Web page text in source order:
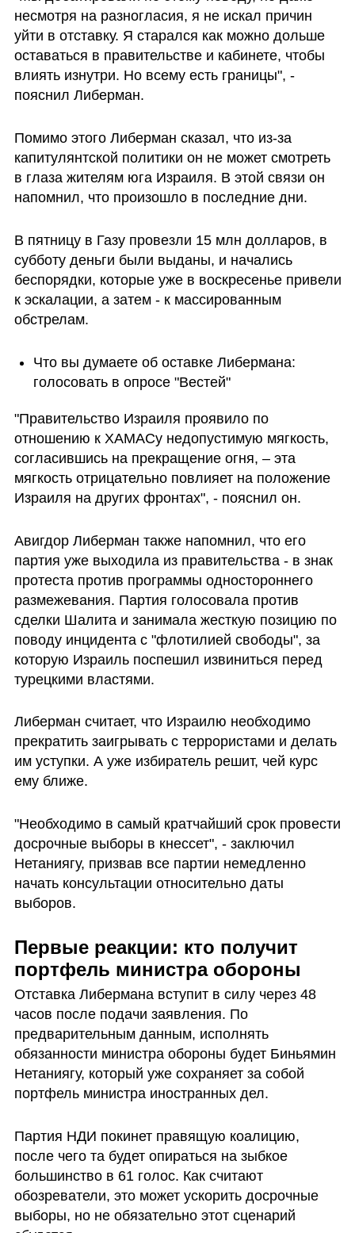
несмотря на разногласия, я не искал причин
уйти в отставку. Я старался как можно дольше
оставаться в правительстве и кабинете, чтобы
влиять изнутри. Но всему есть границы", -
пояснил Либерман.
Помимо этого Либерман сказал, что из-за
капитулянтской политики он не может смотреть
в глаза жителям юга Израиля. В этой связи он
напомнил, что произошло в последние дни.
В пятницу в Газу провезли 15 млн долларов, в
субботу деньги были выданы, и начались
беспорядки, которые уже в воскресенье привели
к эскалации, а затем - к массированным
обстрелам.
Что вы думаете об оставке Либермана:
голосовать в опросе "Вестей"
"Правительство Израиля проявило по
отношению к ХАМАСу недопустимую мягкость,
согласившись на прекращение огня, – эта
мягкость отрицательно повлияет на положение
Израиля на других фронтах", - пояснил он.
Авигдор Либерман также напомнил, что его
партия уже выходила из правительства - в знак
протеста против программы одностороннего
размежевания. Партия голосовала против
сделки Шалита и занимала жесткую позицию по
поводу инцидента с "флотилией свободы", за
которую Израиль поспешил извиниться перед
турецкими властями.
Либерман считает, что Израилю необходимо
прекратить заигрывать с террористами и делать
им уступки. А уже избиратель решит, чей курс
ему ближе.
"Необходимо в самый кратчайший срок провести
досрочные выборы в кнессет", - заключил
Нетаниягу, призвав все партии немедленно
начать консультации относительно даты
выборов.
Первые реакции: кто получит
портфель министра обороны
Отставка Либермана вступит в силу через 48
часов после подачи заявления. По
предварительным данным, исполнять
обязанности министра обороны будет Биньямин
Нетаниягу, который уже сохраняет за собой
портфель министра иностранных дел.
Партия НДИ покинет правящую коалицию,
после чего та будет опираться на зыбкое
большинство в 61 голос. Как считают
обозреватели, это может ускорить досрочные
выборы, но не обязательно этот сценарий